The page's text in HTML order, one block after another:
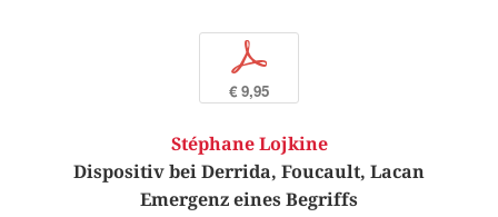
p
€ 9,95
Stéphane Lojkine
Dispositiv bei Derrida, Foucault, Lacan
Emergenz eines Begriffs